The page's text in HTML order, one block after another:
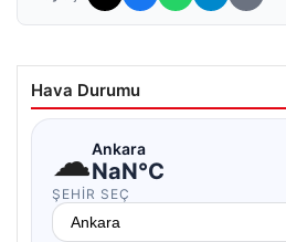
Hava Durumu
☁Ankara
NaN°C
ŞEHIR SEÇ